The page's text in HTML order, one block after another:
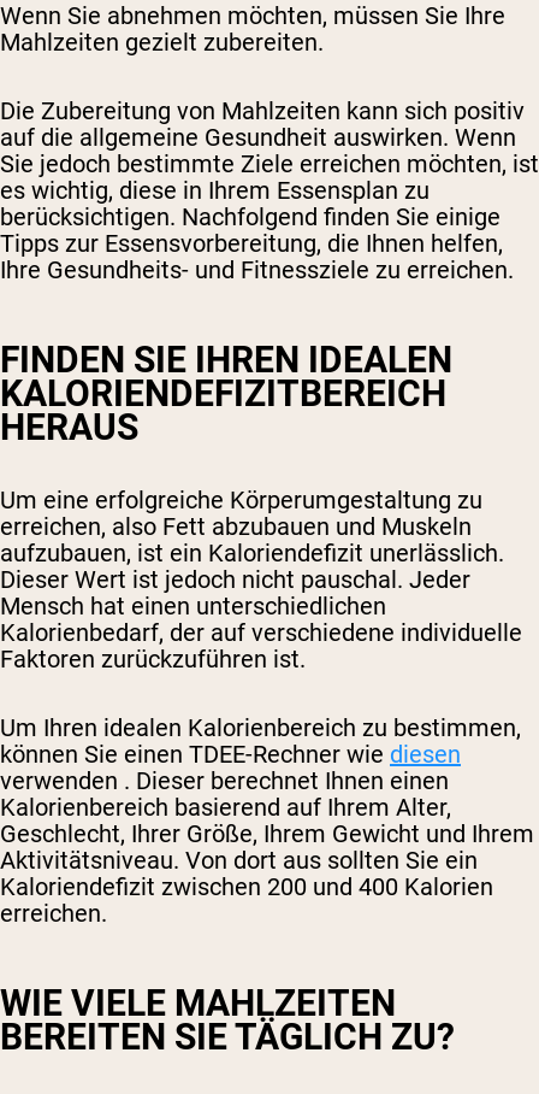
Wenn Sie abnehmen möchten, müssen Sie Ihre
Mahlzeiten gezielt zubereiten.
Die Zubereitung von Mahlzeiten kann sich positiv
auf die allgemeine Gesundheit auswirken. Wenn
Sie jedoch bestimmte Ziele erreichen möchten, ist
es wichtig, diese in Ihrem Essensplan zu
berücksichtigen. Nachfolgend finden Sie einige
Tipps zur Essensvorbereitung, die Ihnen helfen,
Ihre Gesundheits- und Fitnessziele zu erreichen.
FINDEN SIE IHREN IDEALEN
KALORIENDEFIZITBEREICH
HERAUS
Um eine erfolgreiche Körperumgestaltung zu
erreichen, also Fett abzubauen und Muskeln
aufzubauen, ist ein Kaloriendefizit unerlässlich.
Dieser Wert ist jedoch nicht pauschal. Jeder
Mensch hat einen unterschiedlichen
Kalorienbedarf, der auf verschiedene individuelle
Faktoren zurückzuführen ist.
Um Ihren idealen Kalorienbereich zu bestimmen,
können Sie einen TDEE-Rechner wie diesen
verwenden . Dieser berechnet Ihnen einen
Kalorienbereich basierend auf Ihrem Alter,
Geschlecht, Ihrer Größe, Ihrem Gewicht und Ihrem
Aktivitätsniveau. Von dort aus sollten Sie ein
Kaloriendefizit zwischen 200 und 400 Kalorien
erreichen.
WIE VIELE MAHLZEITEN
BEREITEN SIE TÄGLICH ZU?